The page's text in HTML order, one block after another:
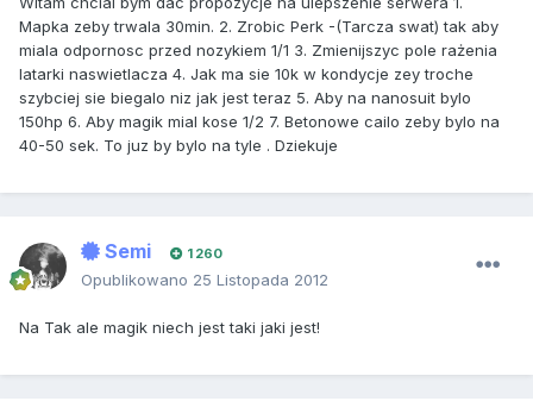
Mapka zeby trwala 30min. 2. Zrobic Perk -(Tarcza swat) tak aby
miala odpornosc przed nozykiem 1/1 3. Zmienijszyc pole rażenia
latarki naswietlacza 4. Jak ma sie 10k w kondycje zey troche
szybciej sie biegalo niz jak jest teraz 5. Aby na nanosuit bylo
150hp 6. Aby magik mial kose 1/2 7. Betonowe cailo zeby bylo na
40-50 sek. To juz by bylo na tyle . Dziekuje
Semi 1 260
Opublikowano 25 Listopada 2012
Na Tak ale magik niech jest taki jaki jest!